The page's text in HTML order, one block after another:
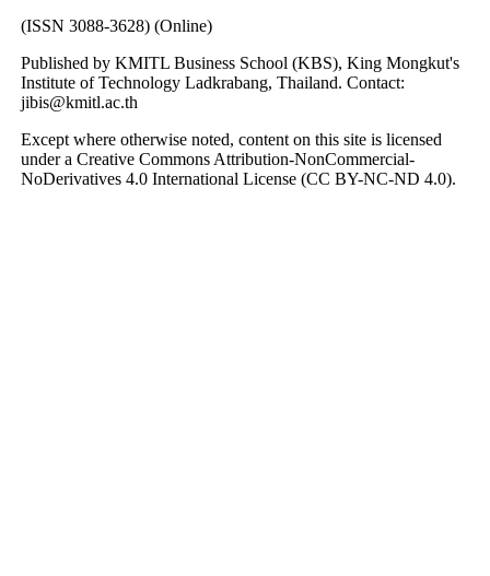
(ISSN 3088-3628) (Online)
Published by KMITL Business School (KBS), King Mongkut's
Institute of Technology Ladkrabang, Thailand. Contact:
jibis@kmitl.ac.th
Except where otherwise noted, content on this site is licensed
under a Creative Commons Attribution-NonCommercial-
NoDerivatives 4.0 International License (CC BY-NC-ND 4.0).